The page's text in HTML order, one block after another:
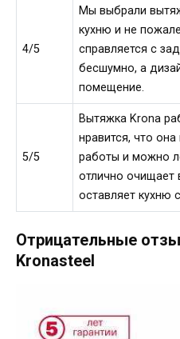
4/5
Мы выбрали
кухню и не
справляется с
бесшумно, а
помещение.
5/5
Вытяжка Krona
нравится, что
работы и можно
отлично очищает
оставляет кухню
Отрицательные
Kronasteel